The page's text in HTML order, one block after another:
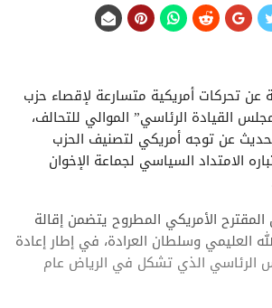
تحركات أمريكية متسارعة لإقصاء حزب
القيادة الرئاسي” الموالي للتحالف،
عن توجه أمريكي لتصنيف الحزب
الامتداد السياسي لجماعة الإخوان
الأمريكي المطروح يتضمن إقالة
العليمي وسلطان العرادة، في إطار إعادة
الرئاسي الذي تشكل في الرياض عام